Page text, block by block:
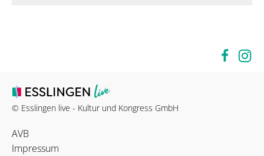
© Esslingen live - Kultur und Kongress GmbH
AVB
Impressum